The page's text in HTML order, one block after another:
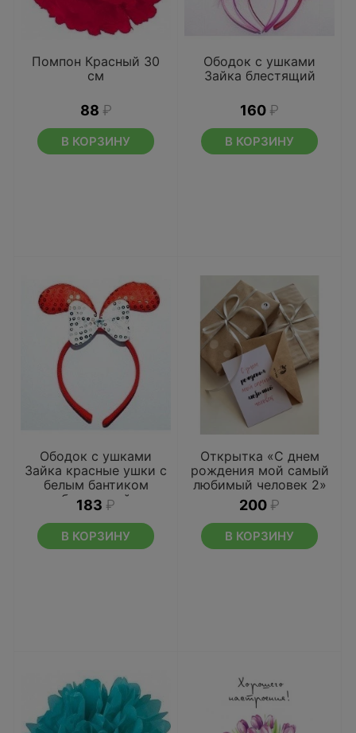
Помпон Красный 30
см
88 ₽
В КОРЗИНУ
Ободок с ушками
Зайка блестящий
160 ₽
В КОРЗИНУ
Ободок с ушками
Зайка красные ушки с
белым бантиком
блестящий
183 ₽
В КОРЗИНУ
Открытка «С днем
рождения мой самый
любимый человек 2»
200 ₽
В КОРЗИНУ